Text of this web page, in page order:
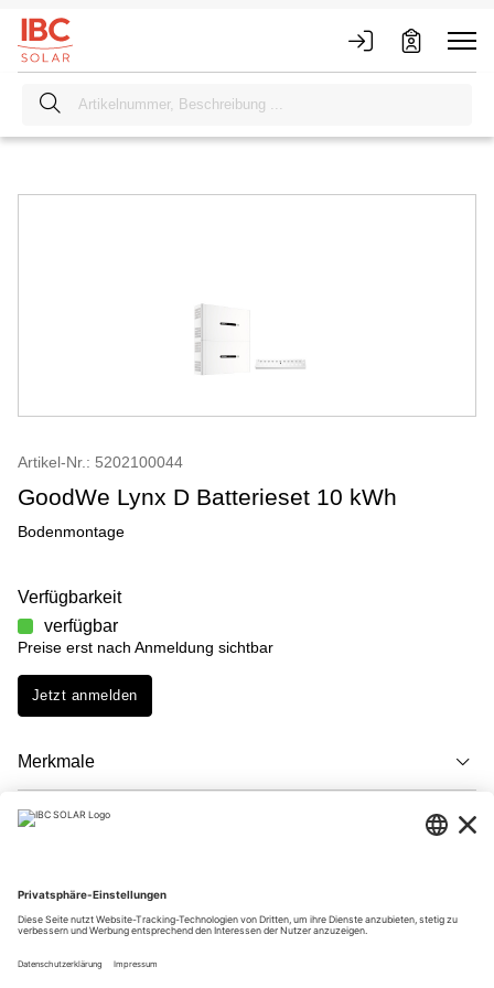
Artikel-Nr.: 5202100044
GoodWe Lynx D Batterieset 10 kWh
Bodenmontage
Verfügbarkeit
verfügbar
Preise erst nach Anmeldung sichtbar
Jetzt anmelden
Merkmale